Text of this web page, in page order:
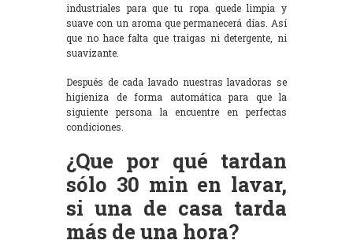
industriales para que tu ropa quede limpia y
suave con un aroma que permanecerá días. Así
que no hace falta que traigas ni detergente, ni
suavizante.
Después de cada lavado nuestras lavadoras se
higieniza de forma automática para que la
siguiente persona la encuentre en perfectas
condiciones.
¿Que por qué tardan
sólo 30 min en lavar,
si una de casa tarda
más de una hora?